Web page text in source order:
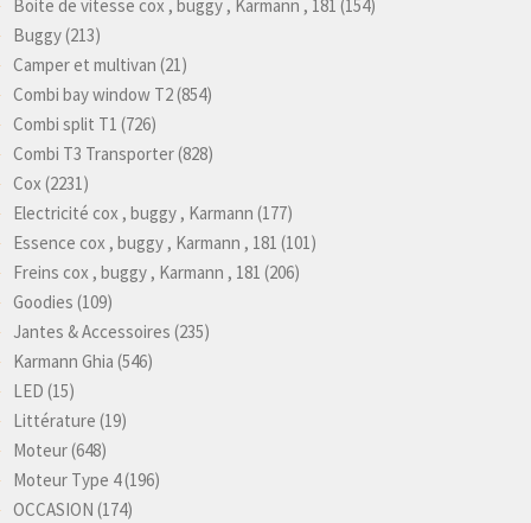
Boite de vitesse cox , buggy , Karmann , 181 (154)
Buggy(213)
Camper et multivan (21)
Combi bay window T2(854)
Combi split T1 (726)
Combi T3 Transporter(828)
Cox(2231)
Electricité cox , buggy , Karmann (177)
Essence cox , buggy , Karmann , 181 (101)
Freins cox , buggy , Karmann , 181 (206)
Goodies (109)
Jantes & Accessoires (235)
Karmann Ghia (546)
LED (15)
Littérature (19)
Moteur(648)
Moteur Type 4(196)
OCCASION (174)